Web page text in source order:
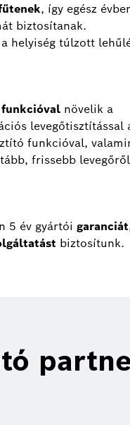
, így egész
biztosítanak.
helyiség túlzott
növelik a
levegőtisztítással
funkcióval,
frissebb
5 év gyártói garanciát
biztosítunk.